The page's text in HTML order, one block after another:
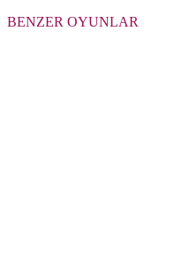
BENZER OYUNLAR